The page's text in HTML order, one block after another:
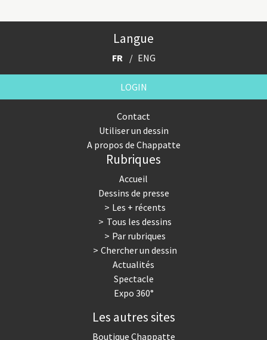
Langue
FR ENG
LOGIN
Contact
Utiliser un dessin
A propos de Chappatte
Rubriques
Accueil
Dessins de presse
Les + récents
Tous les dessins
Par rubriques
Chercher un dessin
Actualités
Spectacle
Expo 360°
Les autres sites
Boutique Chappatte